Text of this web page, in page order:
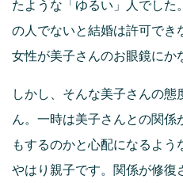
たような「ゆるい」人でし
の人でないと結婚は許可でき
女性が美子さんのお眼鏡にか
しかし、そんな美子さんの
ん。一時は美子さんとの関
もするのかと心配になるよう
やはり親子です。関係が修復